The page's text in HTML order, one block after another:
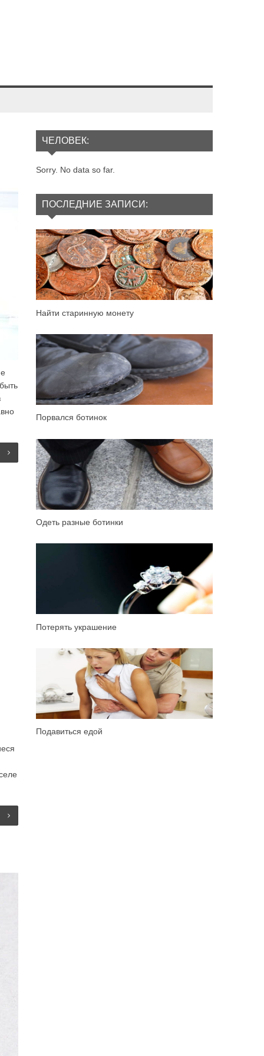
ЧЕЛОВЕК:
Sorry. No data so far.
ПОСЛЕДНИЕ ЗАПИСИ:
Найти старинную монету
Порвался ботинок
Одеть разные ботинки
Потерять украшение
Подавиться едой